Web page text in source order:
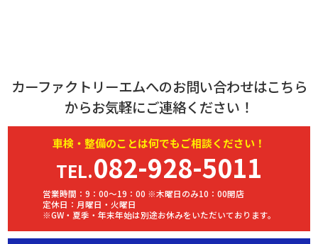
カーファクトリーエムへのお問い合わせはこちら
からお気軽にご連絡ください！
車検・ 整備のことは何でもご相談ください！
TEL.082-928-5011
営業時間：9：00～19：00 ※木曜日のみ10：00開店
定休日：月曜日・火曜日
※GW・夏季・年末年始は別途お休みをいただいております。